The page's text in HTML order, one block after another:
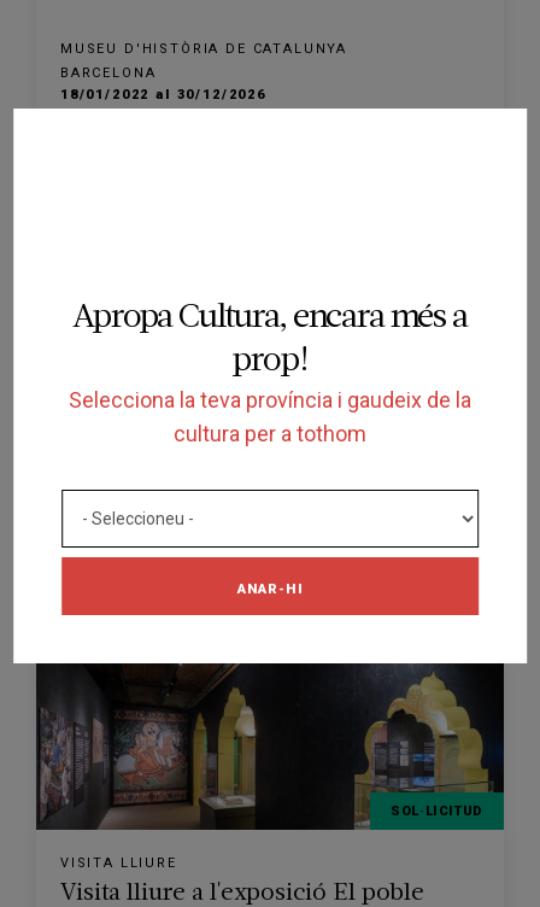
Apropa Cultura, encara més a
prop!
Selecciona la teva província i gaudeix de la
cultura per a tothom
ANAR-HI
MUSEU D'HISTÒRIA DE CATALUNYA
BARCELONA
18/01/2022 al 30/12/2026
VISITA DINAMITZADA
Visita guiada a l'exposició El poble
BARCELONA
07/10/2025 al 13/09/2026
SOL·LICITUD
VISITA LLIURE
Visita lliure a l'exposició El poble